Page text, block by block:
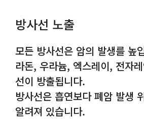
방사선 노출
모든 방사선은 암의 발생를 높
라돈, 우라늄, 엑스레이, 전자
선이 방출됩니다.
방사선은 흡연보다 폐암 발생
알려져 있습니다.